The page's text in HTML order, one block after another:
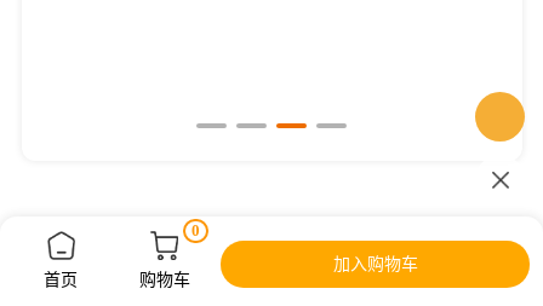
首页 购物车
0
加入购物车